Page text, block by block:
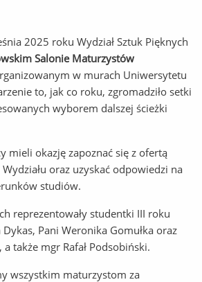
2025 roku Wydział Sztuk Pięknych
Salonie Maturzystów
w murach Uniwersytetu
to, jak co roku, zgromadziło setki
wyborem dalszej ścieżki
mieli okazję zapoznać się z ofertą
oraz uzyskać odpowiedzi na
studiów.
reprezentowały studentki III roku
Pani Weronika Gomułka oraz
także mgr Rafał Podsobiński.
wszystkim maturzystom za